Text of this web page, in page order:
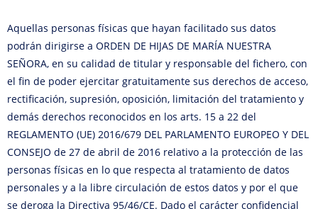
Aquellas personas físicas que hayan facilitado sus datos
podrán dirigirse a ORDEN DE HIJAS DE MARÍA NUESTRA
SEÑORA, en su calidad de titular y responsable del fichero, con
el fin de poder ejercitar gratuitamente sus derechos de acceso,
rectificación, supresión, oposición, limitación del tratamiento y
demás derechos reconocidos en los arts. 15 a 22 del
REGLAMENTO (UE) 2016/679 DEL PARLAMENTO EUROPEO Y DEL
CONSEJO de 27 de abril de 2016 relativo a la protección de las
personas físicas en lo que respecta al tratamiento de datos
personales y a la libre circulación de estos datos y por el que
se deroga la Directiva 95/46/CE. Dado el carácter confidencial